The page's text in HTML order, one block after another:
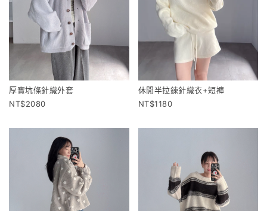
厚實坑條針織外套
2080
休閒半拉鍊針織衣+短褲
1180